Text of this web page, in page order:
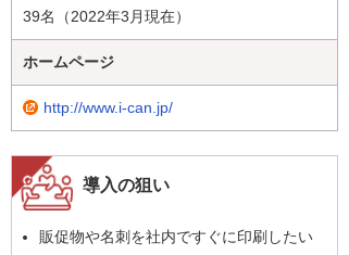
39名（2022年3月現在）
ホームページ
http://www.i-can.jp/
導入の狙い
販促物や名刺を社内ですぐに印刷したい